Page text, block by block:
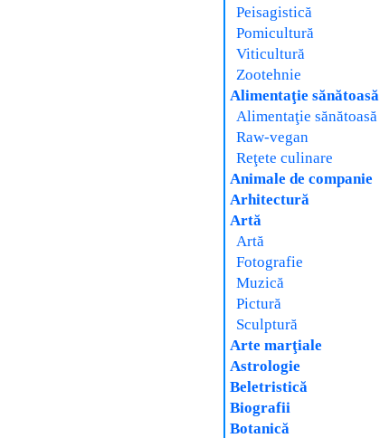
Peisagistică
Pomicultură
Viticultură
Zootehnie
Alimentaţie sănătoasă
Alimentaţie sănătoasă
Raw-vegan
Reţete culinare
Animale de companie
Arhitectură
Artă
Artă
Fotografie
Muzică
Pictură
Sculptură
Arte marţiale
Astrologie
Beletristică
Biografii
Botanică